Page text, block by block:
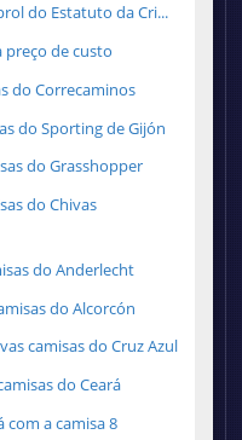
do Estatuto da Cri...
preço de custo
do Correcaminos
do Sporting de Gijón
do Grasshopper
do Chivas
do Anderlecht
do Alcorcón
camisas do Cruz Azul
do Ceará
com a camisa 8